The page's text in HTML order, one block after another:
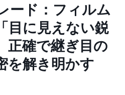
ード：フィルム
目に見えない鋭
正確で継ぎ目の
を解き明かす